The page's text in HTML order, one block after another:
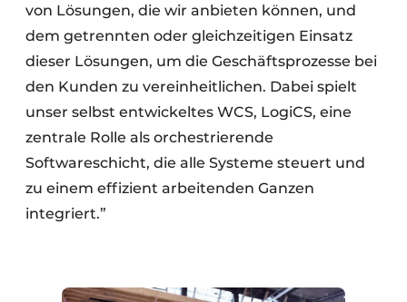
von Lösungen, die wir anbieten können, und
dem getrennten oder gleichzeitigen Einsatz
dieser Lösungen, um die Geschäftsprozesse bei
den Kunden zu vereinheitlichen. Dabei spielt
unser selbst entwickeltes WCS, LogiCS, eine
zentrale Rolle als orchestrierende
Softwareschicht, die alle Systeme steuert und
zu einem effizient arbeitenden Ganzen
integriert.”